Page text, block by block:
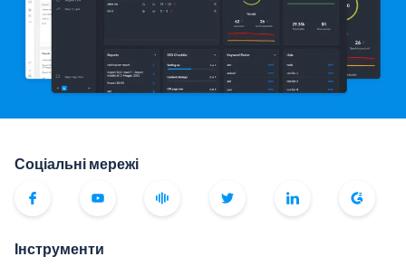
Соціальні мережі
Інструменти